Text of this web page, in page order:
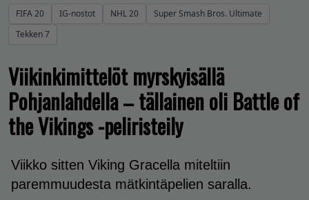
FIFA 20 IG-nostot NHL 20
Super Smash Bros. Ultimate
Tekken 7
Viikinkimittelöt myrskyisällä
Pohjanlahdella – tällainen oli Battle of
the Vikings -peliristeily
Viikko sitten Viking Gracella miteltiin
paremmuudesta mätkintäpelien saralla.